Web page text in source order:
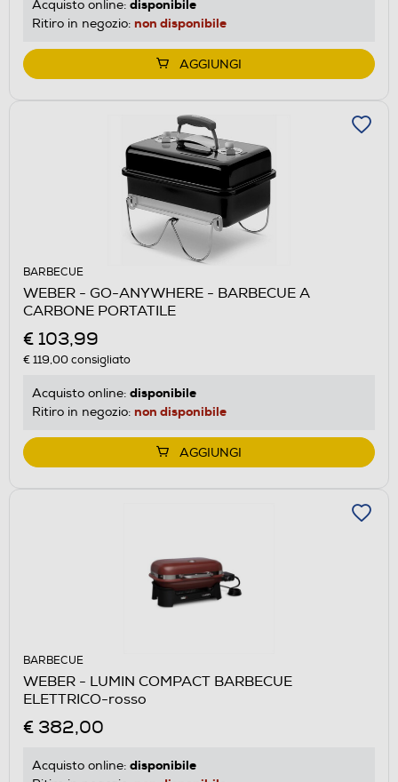
Acquisto online: disponibile
Ritiro in negozio: non disponibile
AGGIUNGI
BARBECUE
WEBER - GO-ANYWHERE - BARBECUE A
CARBONE PORTATILE
€ 103,99
€ 119,00consigliato
Acquisto online: disponibile
Ritiro in negozio: non disponibile
AGGIUNGI
BARBECUE
WEBER - LUMIN COMPACT BARBECUE
ELETTRICO-rosso
€ 382,00
Acquisto online: disponibile